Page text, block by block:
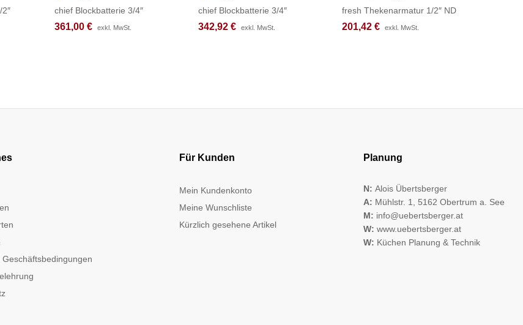
chief Blockbatterie 3/4″
361,00 € exkl. MwSt.
361,00 € exkl. MwSt.
chief Blockbatterie 3/4″
342,92 € exkl. MwSt.
342,92 € exkl. MwSt.
fresh Thekenarmatur 1/2″ ND
201,42 € exkl. MwSt.
201,42 € exkl. MwSt.
Geschäftsbedingungen
Für Kunden
Mein Kundenkonto
Meine Wunschliste
Kürzlich gesehene Artikel
Planung
N: Alois Übertsberger
A: Mühlstr. 1, 5162 Obertrum a. See
M: info@uebertsberger.at
W: www.uebertsberger.at
W: Küchen Planung & Technik